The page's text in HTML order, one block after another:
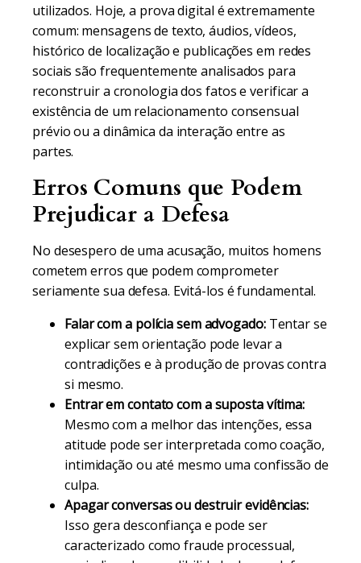
utilizados. Hoje, a prova digital é extremamente
comum: mensagens de texto, áudios, vídeos,
histórico de localização e publicações em redes
sociais são frequentemente analisados para
reconstruir a cronologia dos fatos e verificar a
existência de um relacionamento consensual
prévio ou a dinâmica da interação entre as
partes.
Erros Comuns que Podem
Prejudicar a Defesa
No desespero de uma acusação, muitos homens
cometem erros que podem comprometer
seriamente sua defesa. Evitá-los é fundamental.
Falar com a polícia sem advogado:Tentar se
explicar sem orientação pode levar a
contradições e à produção de provas contra
si mesmo.
Entrar em contato com a suposta vítima:
Mesmo com a melhor das intenções, essa
atitude pode ser interpretada como coação,
intimidação ou até mesmo uma confissão de
culpa.
Apagar conversas ou destruir evidências:
Isso gera desconfiança e pode ser
caracterizado como fraude processual,